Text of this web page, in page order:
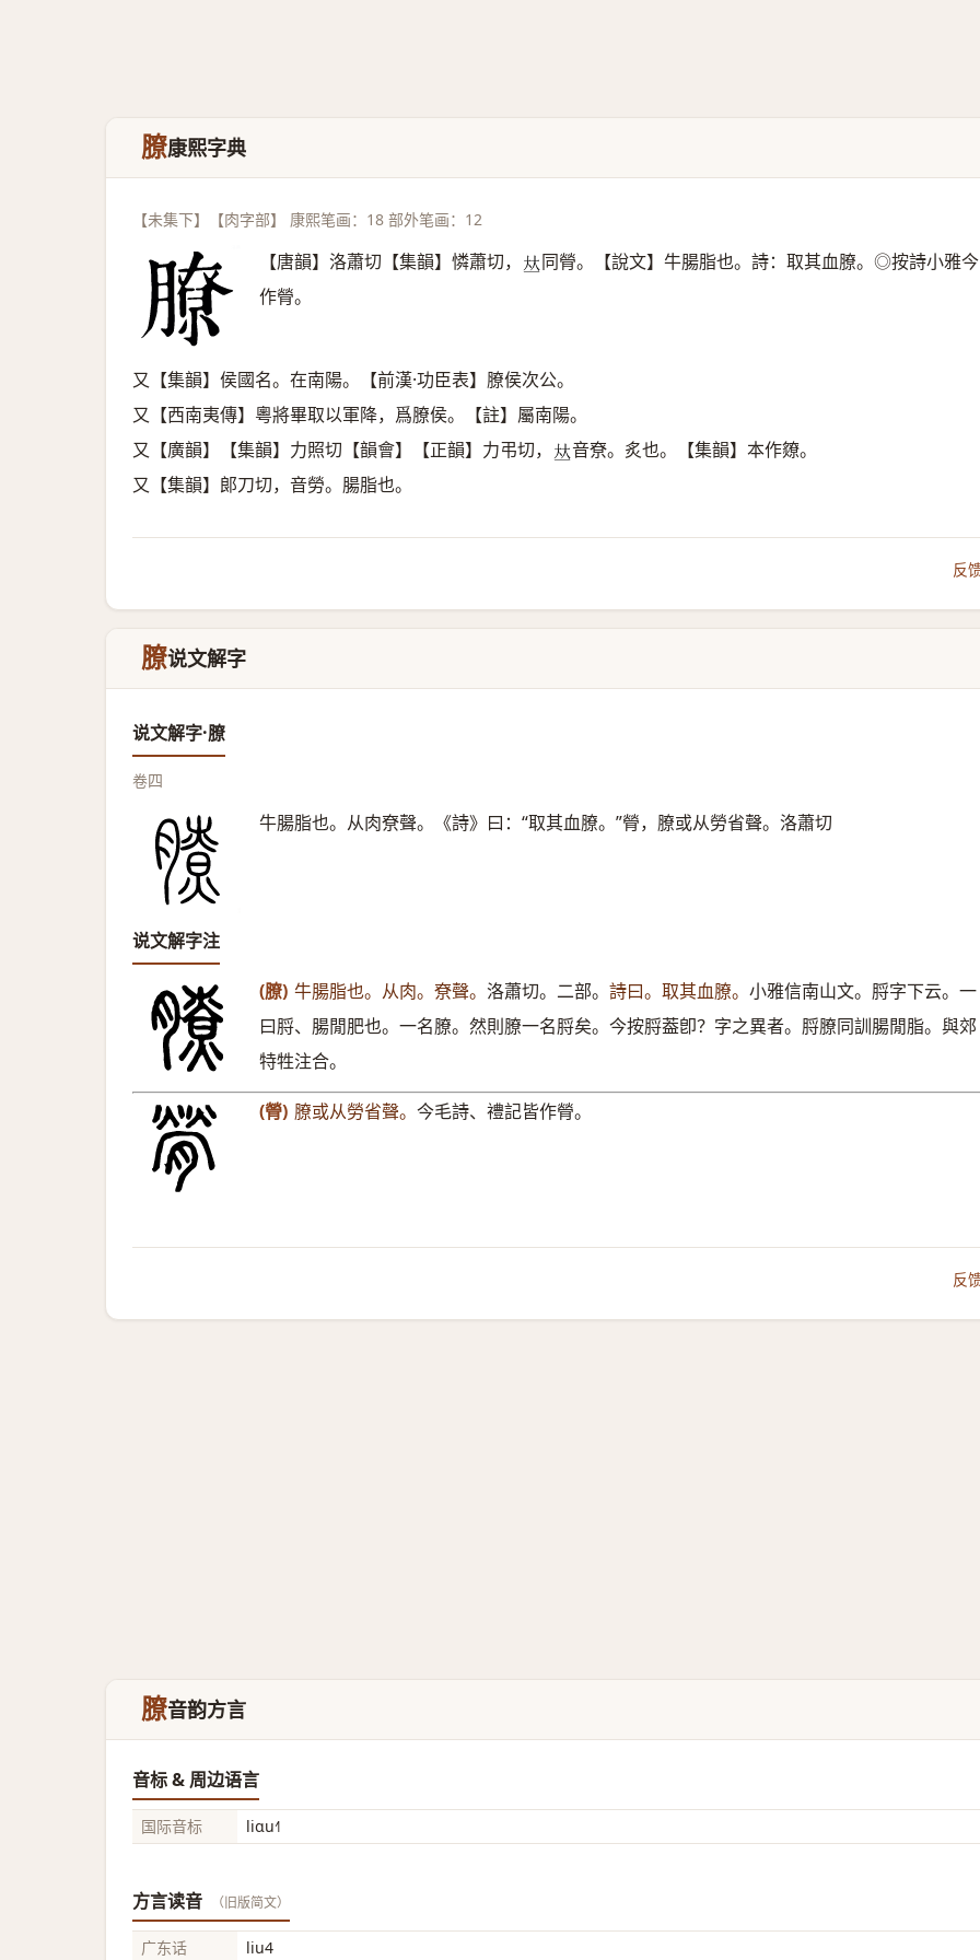
膫康熙字典
【未集下】【肉字部】 康熙笔画：18 部外笔画：12
【唐韻】洛蕭切【集韻】憐蕭切， 𠀤同膋。【說文】牛腸脂也。詩：取其血膫。◎按詩小雅今
作膋。
又【集韻】侯國名。在南陽。【前漢·功臣表】膫侯次公。
又【西南夷傳】粵將畢取以軍降，爲膫侯。【註】屬南陽。
又【廣韻】【集韻】力照切【韻會】【正韻】力弔切， 𠀤音尞。炙也。【集韻】本作爒。
又【集韻】郞刀切，音勞。腸脂也。
反
膫说文解字
说文解字·膫
卷四
牛腸脂也。从肉尞聲。《詩》曰：“取其血膫。”膋，膫或从勞省聲。洛蕭切
说文解字注
(膫) 牛腸脂也。从肉。尞聲。 洛蕭切。二部。 詩曰。取其血膫。 小雅信南山文。脟字下云。一
曰脟、腸閒肥也。一名膫。然則膫一名脟矣。今按脟葢卽？字之異者。脟膫同訓腸閒脂。與郊
特牲注合。
(膋) 膫或从勞省聲。 今毛詩、禮記皆作膋。
反
膫音韵方言
音标 & 周边语言
国际音标 liɑu˧˥
方言读音 （旧版简文）
广东话 liu4